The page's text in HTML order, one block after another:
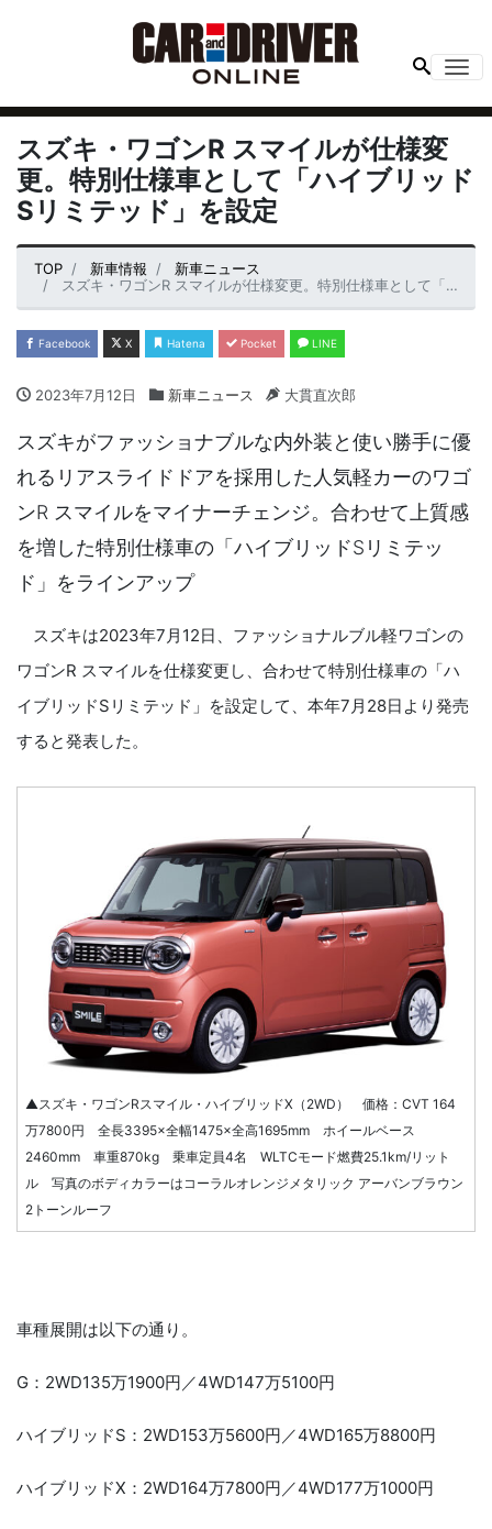
スズキ・ワゴンR スマイルが仕様変
更。特別仕様車として「ハイブリッド
Sリミテッド」を設定
TOP 新車情報
新車ニュース
スズキ・ワゴンR スマイルが仕様変更。特別仕様車として「ハイブリッドSリミテッド」を設定
Facebook X Hatena Pocket LINE
2023年7月12日 新車ニュース 大貫直次郎
スズキがファッショナブルな内外装と使い勝手に優
れるリアスライドドアを採用した人気軽カーのワゴ
ンR スマイルをマイナーチェンジ。合わせて上質感
を増した特別仕様車の「ハイブリッドSリミテッ
ド」をラインアップ
スズキは2023年7月12日、ファッショナルブル軽ワゴンの
ワゴンR スマイルを仕様変更し、合わせて特別仕様車の「ハ
イブリッドSリミテッド」を設定して、本年7月28日より発売
すると発表した。
▲スズキ・ワゴンRスマイル・ハイブリッドX（2WD） 価格：CVT 164
万7800円 全長3395×全幅1475×全高1695mm ホイールベース
2460mm 車重870kg 乗車定員4名 WLTCモード燃費25.1km/リット
ル 写真のボディカラーはコーラルオレンジメタリック アーバンブラウン
2トーンルーフ
車種展開は以下の通り。
G：2WD135万1900円／4WD147万5100円
ハイブリッドS：2WD153万5600円／4WD165万8800円
ハイブリッドX：2WD164万7800円／4WD177万1000円